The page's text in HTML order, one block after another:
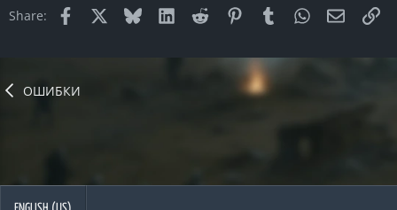
Share: Facebook Bluesky LinkedInReddit PinterestTumblrWhatsApp
Email
ОШИБКИ